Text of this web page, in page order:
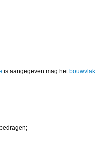
is aangegeven mag het bouwvlak